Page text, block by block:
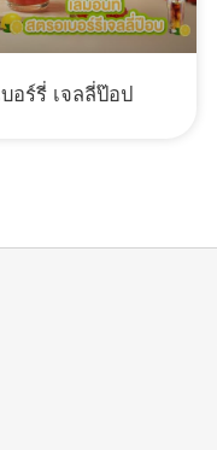
อร์รี่ เจลลี่ป๊อป